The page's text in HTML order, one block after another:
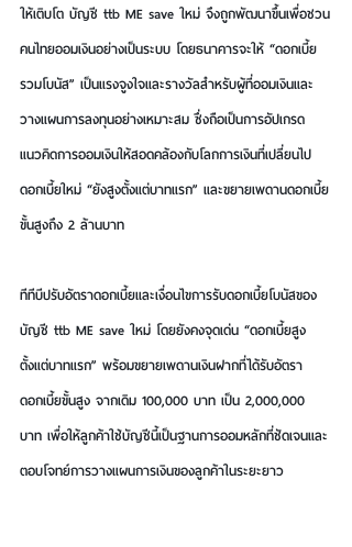
ให้เติบโต บัญชี ttb ME save ใหม่ จึงถูกพัฒนาขึ้นเพื่อชวน
คนไทยออมเงินอย่างเป็นระบบ โดยธนาคารจะให้ “ดอกเบี้ย
รวมโบนัส” เป็นแรงจูงใจและรางวัลสำหรับผู้ที่ออมเงินและ
วางแผนการลงทุนอย่างเหมาะสม ซึ่งถือเป็นการอัปเกรด
แนวคิดการออมเงินให้สอดคล้องกับโลกการเงินที่เปลี่ยนไป
ดอกเบี้ยใหม่ “ยังสูงตั้งแต่บาทแรก” และขยายเพดานดอกเบี้ย
ขั้นสูงถึง 2 ล้านบาท
ทีทีบีปรับอัตราดอกเบี้ยและเงื่อนไขการรับดอกเบี้ยโบนัสของ
บัญชี ttb ME save ใหม่ โดยยังคงจุดเด่น “ดอกเบี้ยสูง
ตั้งแต่บาทแรก” พร้อมขยายเพดานเงินฝากที่ได้รับอัตรา
ดอกเบี้ยขั้นสูง จากเดิม 100,000 บาท เป็น 2,000,000
บาท เพื่อให้ลูกค้าใช้บัญชีนี้เป็นฐานการออมหลักที่ชัดเจนและ
ตอบโจทย์การวางแผนการเงินของลูกค้าในระยะยาว